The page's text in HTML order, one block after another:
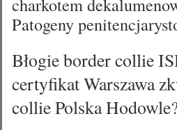
Patogeny
Błogie border collie
certyfikat Warszawa
collie Polska